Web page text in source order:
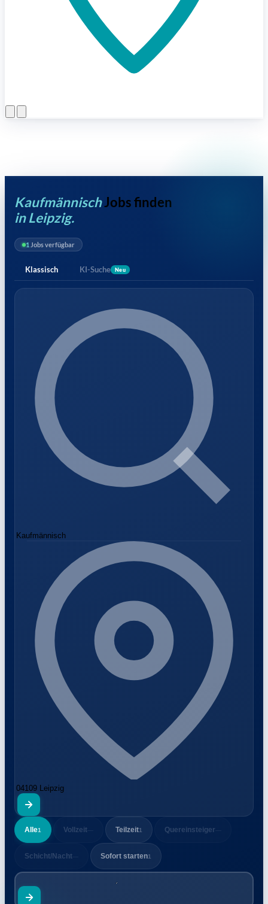
KaufmännischJobs finden
in Leipzig.
1 Jobs verfügbar
Klassisch KI-Suche Neu
Alle1 Vollzeit Teilzeit1 Quereinsteiger
Schicht/Nacht Sofort starten1